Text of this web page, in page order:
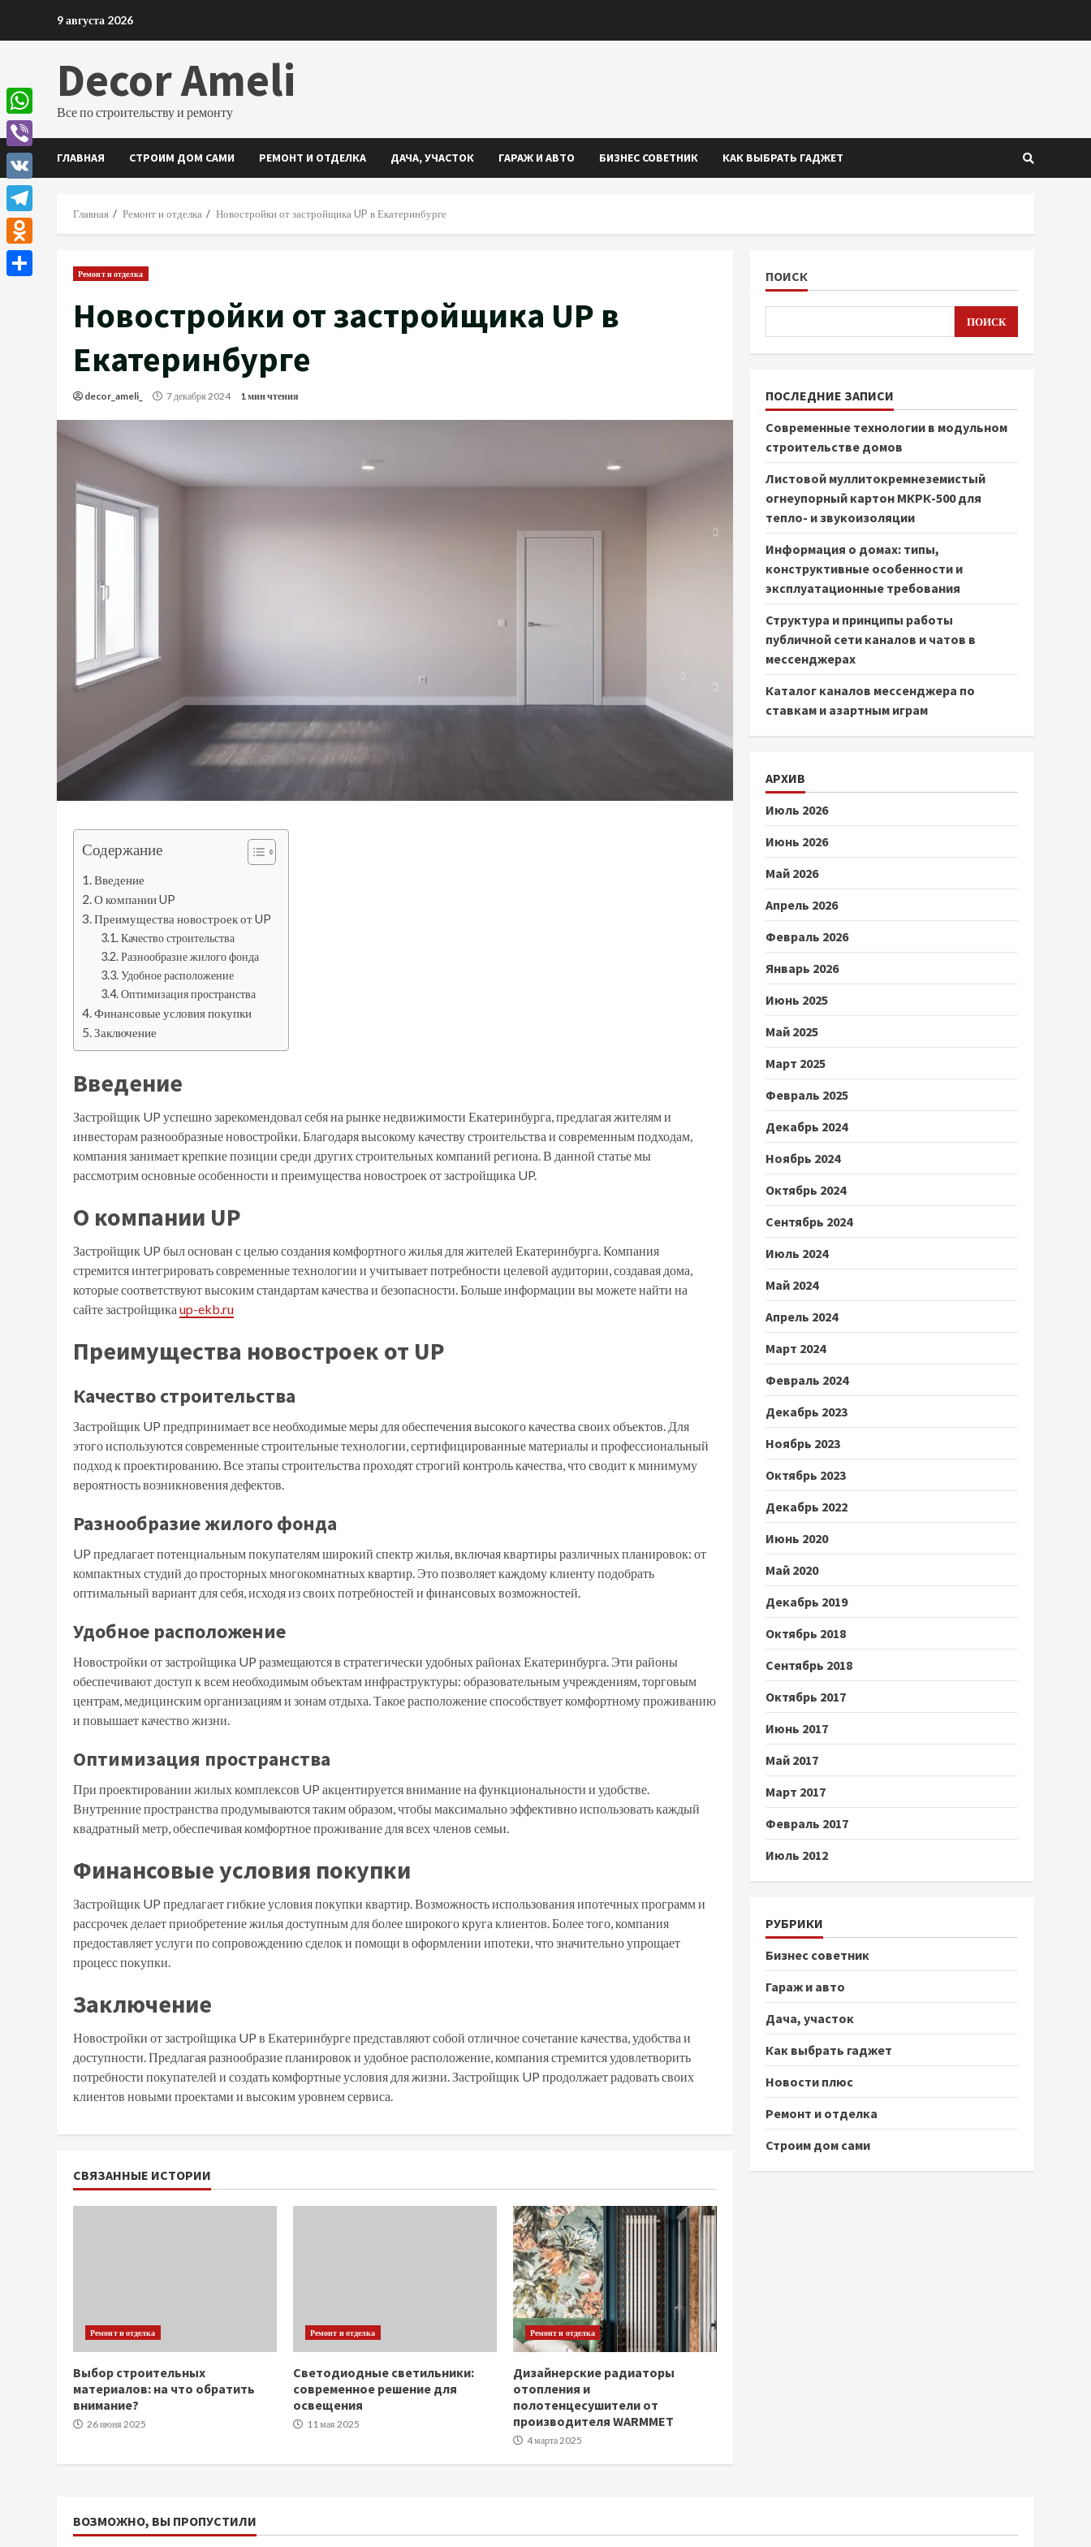
9 августа 2026
Decor Ameli
Все по строительству и ремонту
ГЛАВНАЯ СТРОИМ ДОМ САМИ РЕМОНТ И ОТДЕЛКА ДАЧА, УЧАСТОК ГАРАЖ И АВТО БИЗНЕС СОВЕТНИК КАК ВЫБРАТЬ ГАДЖЕТ
Главная Ремонт и отделка Новостройки от застройщика UP в Екатеринбурге
Ремонт и отделка
Новостройки от застройщика UP в
Екатеринбурге
decor_ameli_ 7 декабря 2024 1 мин чтения
Содержание
Введение
О компании UP
Преимущества новостроек от UP
Качество строительства
Разнообразие жилого фонда
Удобное расположение
Оптимизация пространства
Финансовые условия покупки
Заключение
Введение
Застройщик UP успешно зарекомендовал себя на рынке недвижимости Екатеринбурга, предлагая жителям и
инвесторам разнообразные новостройки. Благодаря высокому качеству строительства и современным подходам,
компания занимает крепкие позиции среди других строительных компаний региона. В данной статье мы
рассмотрим основные особенности и преимущества новостроек от застройщика UP.
О компании UP
Застройщик UP был основан с целью создания комфортного жилья для жителей Екатеринбурга. Компания
стремится интегрировать современные технологии и учитывает потребности целевой аудитории, создавая дома,
которые соответствуют высоким стандартам качества и безопасности. Больше информации вы можете найти на
сайте застройщика up-ekb.ru
Преимущества новостроек от UP
Качество строительства
Застройщик UP предпринимает все необходимые меры для обеспечения высокого качества своих объектов. Для
этого используются современные строительные технологии, сертифицированные материалы и профессиональный
подход к проектированию. Все этапы строительства проходят строгий контроль качества, что сводит к минимуму
вероятность возникновения дефектов.
Разнообразие жилого фонда
UP предлагает потенциальным покупателям широкий спектр жилья, включая квартиры различных планировок: от
компактных студий до просторных многокомнатных квартир. Это позволяет каждому клиенту подобрать
оптимальный вариант для себя, исходя из своих потребностей и финансовых возможностей.
Удобное расположение
Новостройки от застройщика UP размещаются в стратегически удобных районах Екатеринбурга. Эти районы
обеспечивают доступ к всем необходимым объектам инфраструктуры: образовательным учреждениям, торговым
центрам, медицинским организациям и зонам отдыха. Такое расположение способствует комфортному проживанию
и повышает качество жизни.
Оптимизация пространства
При проектировании жилых комплексов UP акцентируется внимание на функциональности и удобстве.
Внутренние пространства продумываются таким образом, чтобы максимально эффективно использовать каждый
квадратный метр, обеспечивая комфортное проживание для всех членов семьи.
Финансовые условия покупки
Застройщик UP предлагает гибкие условия покупки квартир. Возможность использования ипотечных программ и
рассрочек делает приобретение жилья доступным для более широкого круга клиентов. Более того, компания
предоставляет услуги по сопровождению сделок и помощи в оформлении ипотеки, что значительно упрощает
процесс покупки.
Заключение
Новостройки от застройщика UP в Екатеринбурге представляют собой отличное сочетание качества, удобства и
доступности. Предлагая разнообразие планировок и удобное расположение, компания стремится удовлетворить
потребности покупателей и создать комфортные условия для жизни. Застройщик UP продолжает радовать своих
клиентов новыми проектами и высоким уровнем сервиса.
СВЯЗАННЫЕ ИСТОРИИ
Ремонт и отделка
Выбор строительных
материалов: на что обратить
внимание?
26 июня 2025
Ремонт и отделка
Светодиодные светильники:
современное решение для
освещения
11 мая 2025
Ремонт и отделка
Дизайнерские радиаторы
отопления и
полотенцесушители от
производителя WARMMET
4 марта 2025
ПОИСК
ПОИСК
ПОСЛЕДНИЕ ЗАПИСИ
Современные технологии в модульном
строительстве домов
Листовой муллитокремнеземистый
огнеупорный картон МКРК-500 для
тепло- и звукоизоляции
Информация о домах: типы,
конструктивные особенности и
эксплуатационные требования
Структура и принципы работы
публичной сети каналов и чатов в
мессенджерах
Каталог каналов мессенджера по
ставкам и азартным играм
АРХИВ
Июль 2026
Июнь 2026
Май 2026
Апрель 2026
Февраль 2026
Январь 2026
Июнь 2025
Май 2025
Март 2025
Февраль 2025
Декабрь 2024
Ноябрь 2024
Октябрь 2024
Сентябрь 2024
Июль 2024
Май 2024
Апрель 2024
Март 2024
Февраль 2024
Декабрь 2023
Ноябрь 2023
Октябрь 2023
Декабрь 2022
Июнь 2020
Май 2020
Декабрь 2019
Октябрь 2018
Сентябрь 2018
Октябрь 2017
Июнь 2017
Май 2017
Март 2017
Февраль 2017
Июль 2012
РУБРИКИ
Бизнес советник
Гараж и авто
Дача, участок
Как выбрать гаджет
Новости плюс
Ремонт и отделка
Строим дом сами
ВОЗМОЖНО, ВЫ ПРОПУСТИЛИ
WhatsApp
Viber
VK
Telegram
Odnoklassniki